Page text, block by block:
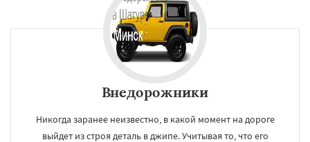
Внедорожники
Никогда заранее неизвестно, в какой момент на дороге
выйдет из строя деталь в джипе. Учитывая то, что его